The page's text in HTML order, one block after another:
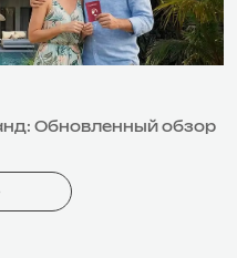
Обновленный обзор